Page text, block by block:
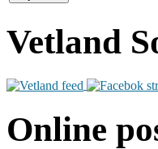
Vetland
Online